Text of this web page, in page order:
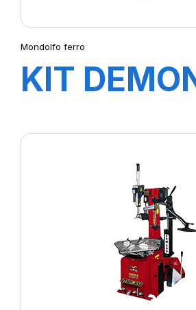
Mondolfo ferro
KIT
LINE S521 +
HELPER